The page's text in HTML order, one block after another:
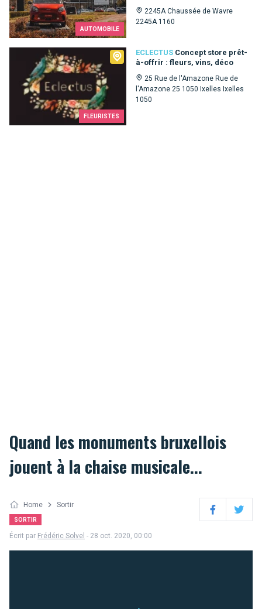
AUTOMOBILE
2245A Chaussée de Wavre
2245A 1160
FLEURISTES
ECLECTUS Concept store prêt-
à-offrir : fleurs, vins, déco
25 Rue de l'Amazone Rue de
l'Amazone 25 1050 Ixelles Ixelles
1050
Quand les monuments bruxellois
jouent à la chaise musicale...
Home Sortir
SORTIR FacebookTwitter
Écrit par Frédéric Solvel - 28 oct. 2020, 00:00